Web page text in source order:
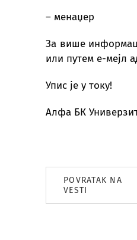
– менаџер
За више
или путем е-мејл
Упис је у току!
Алфа БК
POVRATAK NA
VESTI